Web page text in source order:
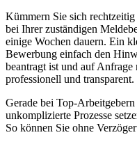
Kümmern Sie sich
bei Ihrer zuständigen
einige Wochen dauern. Ein
Bewerbung einfach den
beantragt ist und auf
professionell und transparent.
Gerade bei Top-
unkomplizierte Prozesse
So können Sie ohne